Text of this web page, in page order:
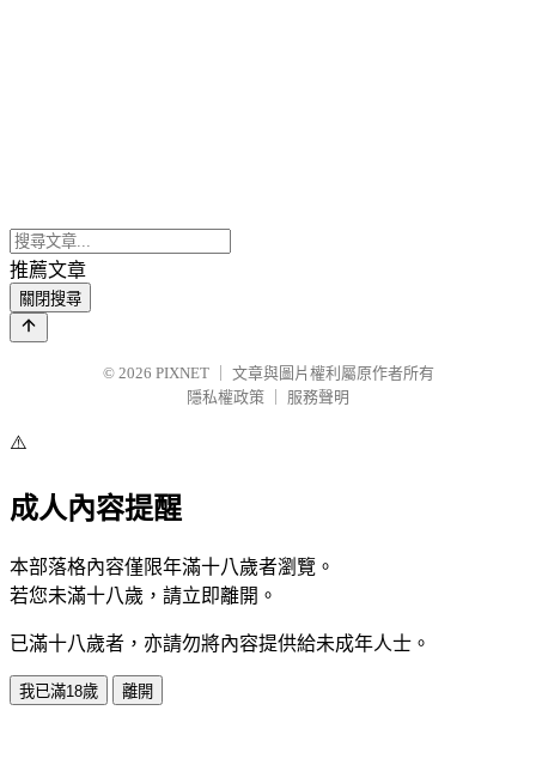
推薦文章
關閉搜尋
© 2026 PIXNET
文章與圖片權利屬原作者所有
隱私權政策
服務聲明
⚠️
成人內容提醒
本部落格內容僅限年滿十八歲者瀏覽。
若您未滿十八歲，請立即離開。
已滿十八歲者，亦請勿將內容提供給未成年人士。
我已滿18歲 離開